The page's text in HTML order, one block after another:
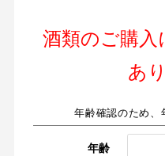
酒類のご購入
あ
年齢確認のため、
年齢